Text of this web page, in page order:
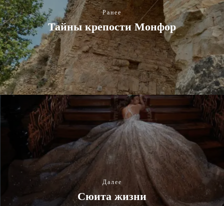
Ранее
Тайны крепости Монфор
Далее
Сюита жизни